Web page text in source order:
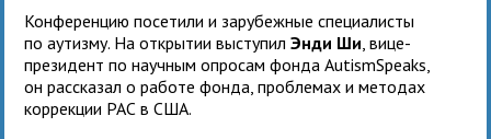
Конференцию посетили и зарубежные специалисты
по аутизму. На открытии выступилЭнди Ши , вице-
президент по научным опросам фонда AutismSpeaks,
он рассказал о работе фонда, проблемах и методах
коррекции РАС в США.